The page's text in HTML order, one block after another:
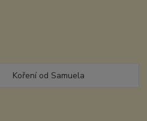
Koření od Samuela